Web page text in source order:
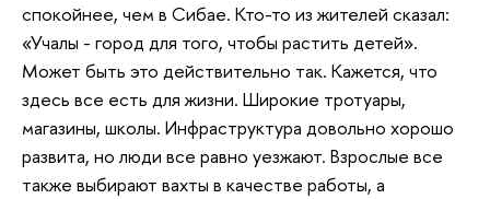
спокойнее, чем в Сибае. Кто-то из жителей сказал:
«Учалы - город для того, чтобы растить детей».
Может быть это действительно так. Кажется, что
здесь все есть для жизни. Широкие тротуары,
магазины, школы. Инфраструктура довольно хорошо
развита, но люди все равно уезжают. Взрослые все
также выбирают вахты в качестве работы, а